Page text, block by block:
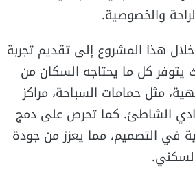
والخصوصية.
هذا المشروع إلى تقديم تجربة
يتوفر كل ما يحتاجه السكان من
مثل حمامات السباحة، مراكز
الشاطئ. كما تحرص على دمج
في التصميم، مما يعزز من جودة